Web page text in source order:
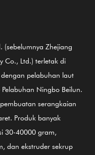
(sebelumnya Zhejiang
Co., Ltd.) terletak di
pelabuhan laut
Ningbo Beilun.
serangkaian
Produk banyak
30-40000 gram,
dan ekstruder sekrup